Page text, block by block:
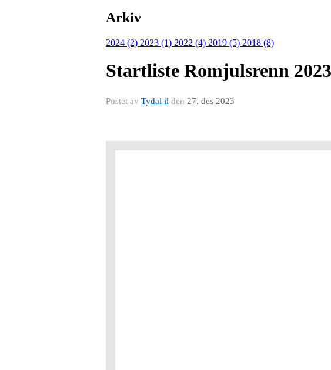
Arkiv
2024 (2) 2023 (1) 2022 (4) 2019 (5) 2018 (8)
Startliste Romjulsrenn 2023
Postet av Tydal il den 27. des 2023